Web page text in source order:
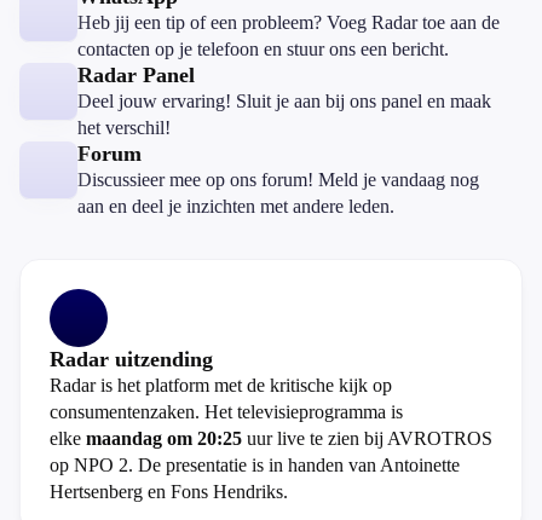
Heb jij een tip of een probleem? Voeg Radar toe aan de
contacten op je telefoon en stuur ons een bericht.
Radar Panel
Deel jouw ervaring! Sluit je aan bij ons panel en maak
het verschil!
Forum
Discussieer mee op ons forum! Meld je vandaag nog
aan en deel je inzichten met andere leden.
Radar uitzending
Radar is het platform met de kritische kijk op
consumentenzaken. Het televisieprogramma is
elke maandag om 20:25 uur live te zien bij AVROTROS
op NPO 2. De presentatie is in handen van Antoinette
Hertsenberg en Fons Hendriks.